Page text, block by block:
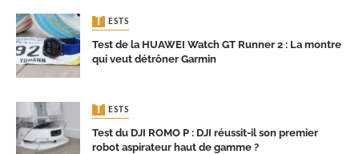
TESTS
Test de la HUAWEI Watch GT Runner 2 : La montre
qui veut détrôner Garmin
TESTS
Test du DJI ROMO P : DJI réussit-il son premier
robot aspirateur haut de gamme ?